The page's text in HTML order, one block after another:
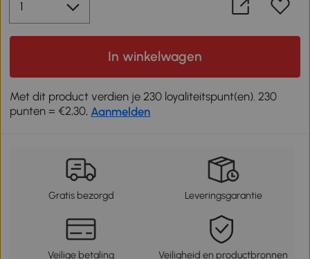
In winkelwagen
Met dit product verdien je 230 loyaliteitspunt(en). 230
punten = €2,30, Aanmelden
Gratis bezorgd Leveringsgarantie
Veilige betaling Veiligheid en productbronnen